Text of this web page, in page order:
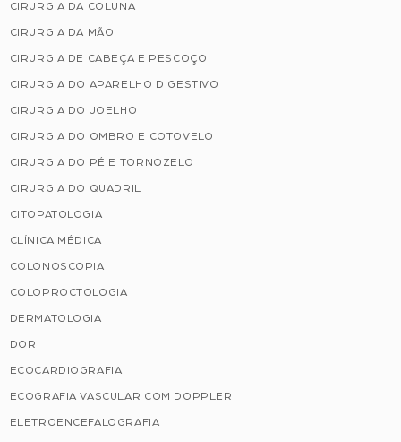
CIRURGIA DA COLUNA
CIRURGIA DA MÃO
CIRURGIA DE CABEÇA E PESCOÇO
CIRURGIA DO APARELHO DIGESTIVO
CIRURGIA DO JOELHO
CIRURGIA DO OMBRO E COTOVELO
CIRURGIA DO PÉ E TORNOZELO
CIRURGIA DO QUADRIL
CITOPATOLOGIA
CLÍNICA MÉDICA
COLONOSCOPIA
COLOPROCTOLOGIA
DERMATOLOGIA
DOR
ECOCARDIOGRAFIA
ECOGRAFIA VASCULAR COM DOPPLER
ELETROENCEFALOGRAFIA